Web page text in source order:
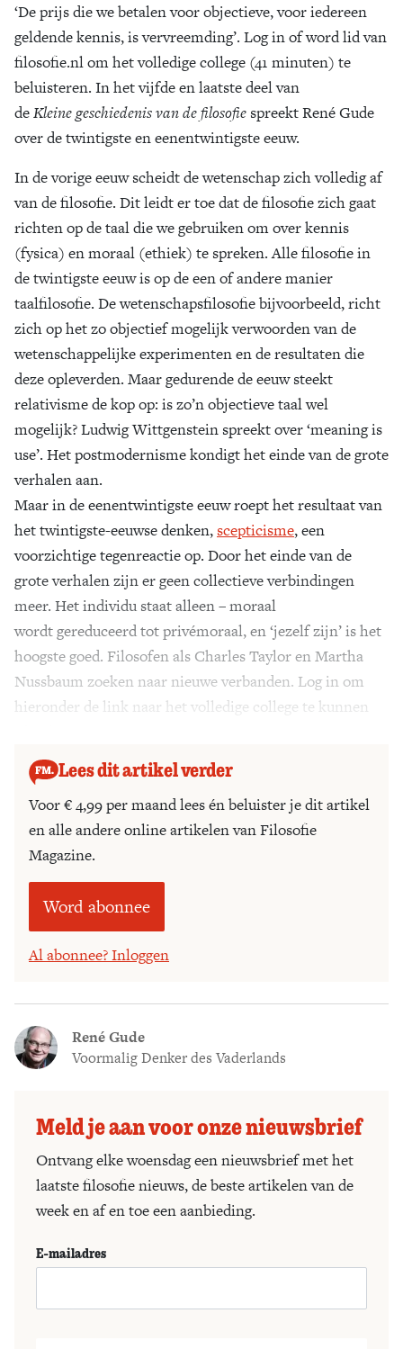
‘De prijs die we betalen voor objectieve, voor iedereen
geldende kennis, is vervreemding’. Log in of word lid van
filosofie.nl om het volledige college (41 minuten) te
beluisteren. In het vijfde en laatste deel van
deKleine geschiedenis van de filosofiespreekt René Gude
over de twintigste en eenentwintigste eeuw.
In de vorige eeuw scheidt de wetenschap zich volledig af
van de filosofie. Dit leidt er toe dat de filosofie zich gaat
richten op de taal die we gebruiken om over kennis
(fysica) en moraal (ethiek) te spreken. Alle filosofie in
de twintigste eeuw is op de een of andere manier
taalfilosofie. De wetenschapsfilosofie bijvoorbeeld, richt
zich op het zo objectief mogelijk verwoorden van de
wetenschappelijke experimenten en de resultaten die
deze opleverden. Maar gedurende de eeuw steekt
relativisme de kop op: is zo’n objectieve taal wel
mogelijk? Ludwig Wittgenstein spreekt over ‘meaning is
use’. Het postmodernisme kondigt het einde van de grote
verhalen aan.
Maar in de eenentwintigste eeuw roept het resultaat van
het twintigste-eeuwse denken,scepticisme, een
voorzichtige tegenreactie op. Door het einde van de
grote verhalen zijn er geen collectieve verbindingen
meer. Het individu staat alleen – moraal
wordt gereduceerd tot privémoraal, en ‘jezelf zijn’ is het
hoogste goed. Filosofen als Charles Taylor en Martha
Nussbaum zoeken naar nieuwe verbanden. Log in om
hieronder de link naar het volledige college te kunnen
Lees dit artikel verder
Voor € 4,99 per maand lees én beluister je dit artikel
en alle andere online artikelen van Filosofie
Magazine.
Word abonnee
Al abonnee? Inloggen
René Gude
Voormalig Denker des Vaderlands
Meld je aan voor onze nieuwsbrief
Ontvang elke woensdag een nieuwsbrief met het
laatste filosofie nieuws, de beste artikelen van de
week en af en toe een aanbieding.
E-mailadres